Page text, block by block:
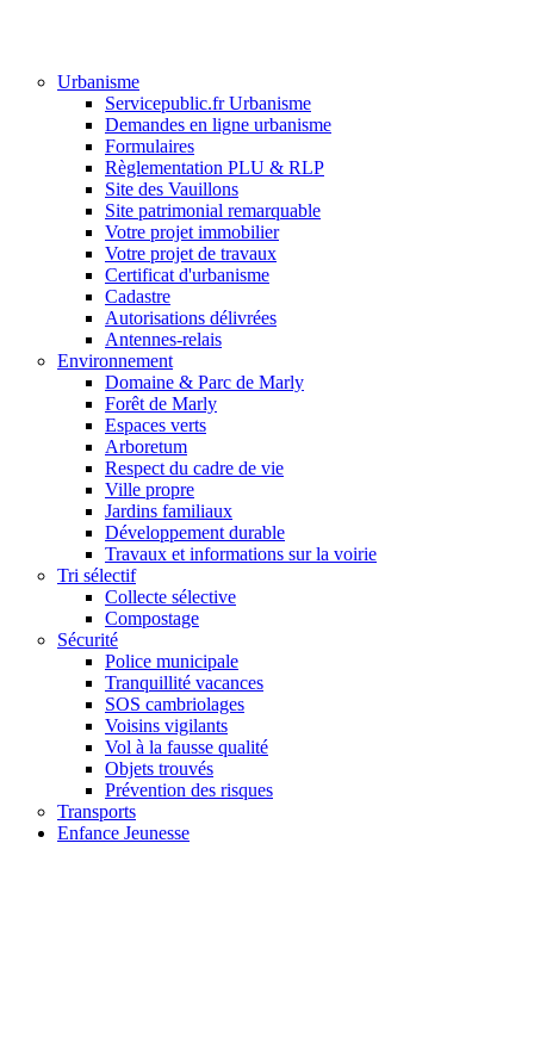
Urbanisme
Servicepublic.fr Urbanisme
Demandes en ligne urbanisme
Formulaires
Règlementation PLU & RLP
Site des Vauillons
Site patrimonial remarquable
Votre projet immobilier
Votre projet de travaux
Certificat d'urbanisme
Cadastre
Autorisations délivrées
Antennes-relais
Environnement
Domaine & Parc de Marly
Forêt de Marly
Espaces verts
Arboretum
Respect du cadre de vie
Ville propre
Jardins familiaux
Développement durable
Travaux et informations sur la voirie
Tri sélectif
Collecte sélective
Compostage
Sécurité
Police municipale
Tranquillité vacances
SOS cambriolages
Voisins vigilants
Vol à la fausse qualité
Objets trouvés
Prévention des risques
Transports
Enfance Jeunesse